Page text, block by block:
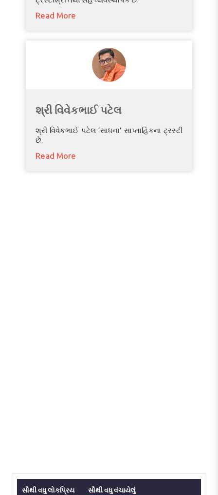
Read More
શ્રી વિવેકભાઈ પટેલ
શ્રી વિવેકભાઈ પટેલ ‘સાધના’ સાપ્તાહિકના ટ્રસ્ટી
છે.
Read More
સૌથી વધુ લોકપ્રિય સૌથી વધુ વંચાયેલું